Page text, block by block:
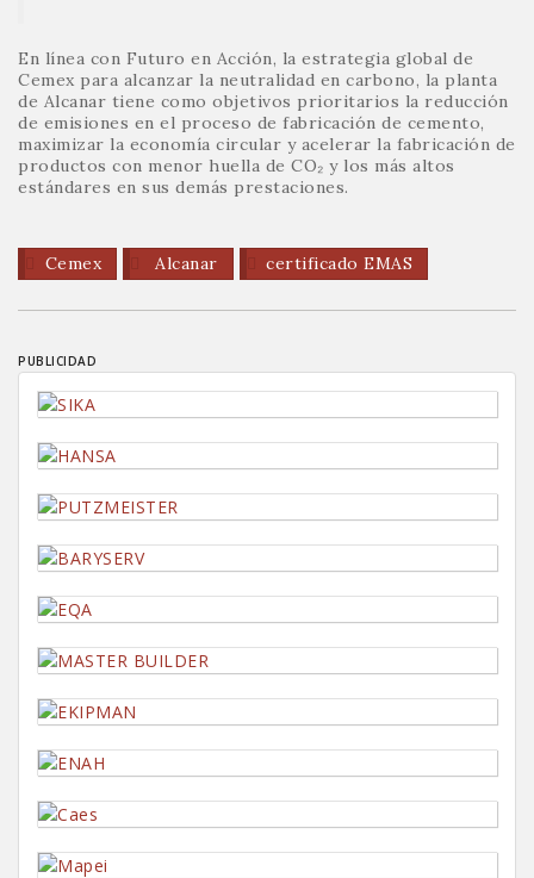
En línea con Futuro en Acción, la estrategia global de
Cemex para alcanzar la neutralidad en carbono, la planta
de Alcanar tiene como objetivos prioritarios la reducción
de emisiones en el proceso de fabricación de cemento,
maximizar la economía circular y acelerar la fabricación de
productos con menor huella de CO₂ y los más altos
estándares en sus demás prestaciones.
Cemex Alcanar certificado EMAS
PUBLICIDAD